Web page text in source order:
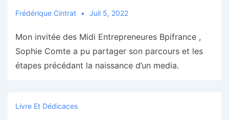
Frédérique Cintrat Juil 5, 2022
Mon invitée des Midi Entrepreneures Bpifrance ,
Sophie Comte a pu partager son parcours et les
étapes précédant la naissance d’un media.
Livre Et Dédicaces